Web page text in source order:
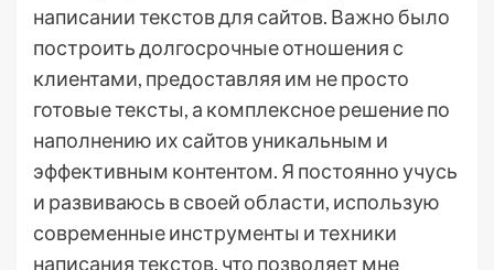
написании текстов для сайтов. Важно было
построить долгосрочные отношения с
клиентами, предоставляя им не просто
готовые тексты, а комплексное решение по
наполнению их сайтов уникальным и
эффективным контентом. Я постоянно учусь
и развиваюсь в своей области, использую
современные инструменты и техники
написания текстов, что позволяет мне